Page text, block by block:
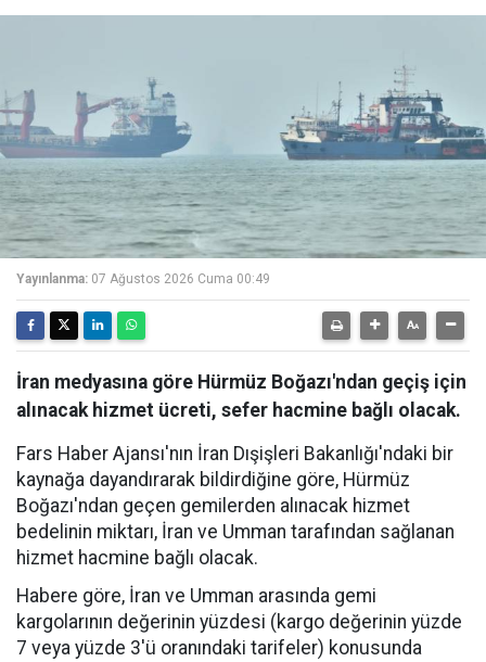
Yayınlanma: 07 Ağustos 2026 Cuma 00:49
İran medyasına göre Hürmüz Boğazı'ndan geçiş için
alınacak hizmet ücreti, sefer hacmine bağlı olacak.
Fars Haber Ajansı'nın İran Dışişleri Bakanlığı'ndaki bir
kaynağa dayandırarak bildirdiğine göre, Hürmüz
Boğazı'ndan geçen gemilerden alınacak hizmet
bedelinin miktarı, İran ve Umman tarafından sağlanan
hizmet hacmine bağlı olacak.
Habere göre, İran ve Umman arasında gemi
kargolarının değerinin yüzdesi (kargo değerinin yüzde
7 veya yüzde 3'ü oranındaki tarifeler) konusunda